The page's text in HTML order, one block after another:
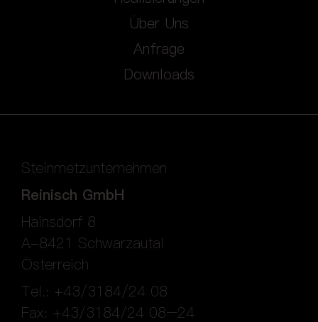
Über Uns
Anfrage
Downloads
Steinmetzunternehmen
Reinisch GmbH
Hainsdorf 8
A-8421 Schwarzautal
Österreich
Tel.: +43/3184/24 08
Fax: +43/3184/24 08–24